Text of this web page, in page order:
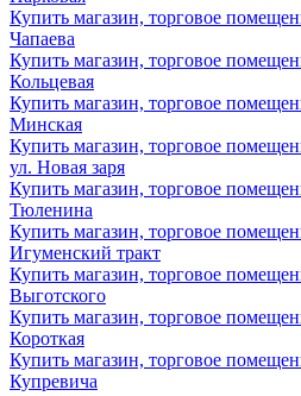
Купить магазин, торговое
Чапаева
Купить магазин, торговое
Кольцевая
Купить магазин, торговое
Минская
Купить магазин, торговое
ул. Новая заря
Купить магазин, торговое
Тюленина
Купить магазин, торговое
Игуменский тракт
Купить магазин, торговое
Выготского
Купить магазин, торговое
Короткая
Купить магазин, торговое
Купревича